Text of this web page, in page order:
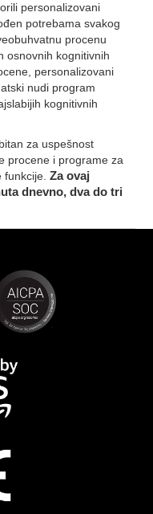
personalizovani
potrebama svakog
procenu
osnovnih kognitivnih
personalizovani
nudi program
kognitivnih
za uspešnost
procene i programe za
funkcije.Za ovaj
dnevno, dva do tri